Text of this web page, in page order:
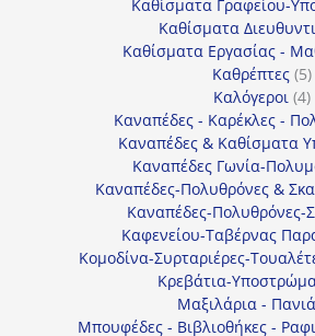
Καθίσματα Γραφείου-
Καθίσματα
Καθίσματα Εργασίας -
Καθρέπτες 55
Καλόγεροι 44
Καναπέδες - Καρέκλες -
Καναπέδες & Καθίσματα
Καναπέδες Γωνία-
Καναπέδες-Πολυθρόνες &
Καναπέδες-Πολυθρόνες-
Καφενείου-Ταβέρνας
Κομοδίνα-Συρταριέρες-
Κρεβάτια-
Μαξιλάρια - Πανιά
Μπουφέδες - Βιβλιοθήκες -